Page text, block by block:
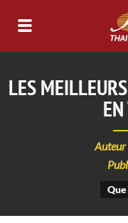
LES
Auteur